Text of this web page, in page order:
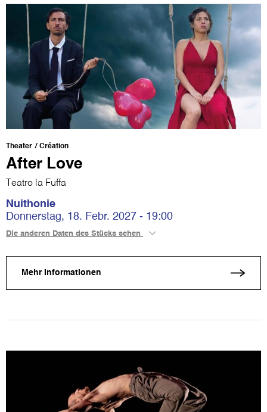
Theater Création
After Love
Teatro la Fuffa
Nuithonie
Donnerstag, 18. Febr. 2027 - 19:00
Die anderen Daten des Stücks sehen
Mehr Informationen